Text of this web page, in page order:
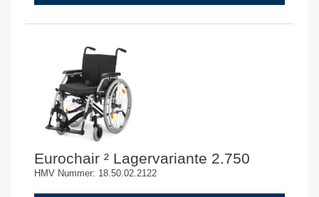
Eurochair ² Lagervariante 2.750
HMV Nummer: 18.50.02.2122